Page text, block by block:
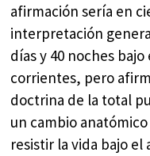
afirmación sería en
interpretación
días y 40 noches
corrientes, pero
doctrina de la total
un cambio
resistir la vida bajo el